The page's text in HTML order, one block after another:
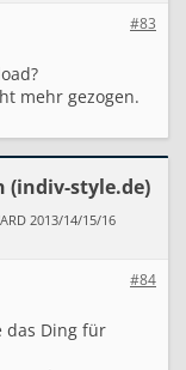
{
//
'ot_tax'
currency
#83
mehr gezogen.
(indiv-style.de)
2013/14/15/16
#84
das Ding für